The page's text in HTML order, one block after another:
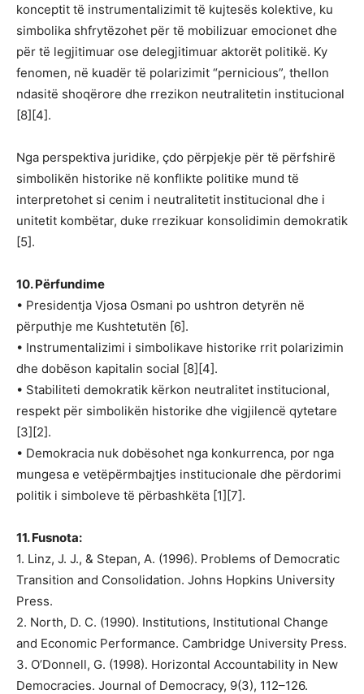
konceptit të instrumentalizimit të kujtesës kolektive, ku
simbolika shfrytëzohet për të mobilizuar emocionet dhe
për të legjitimuar ose delegjitimuar aktorët politikë. Ky
fenomen, në kuadër të polarizimit “pernicious”, thellon
ndasitë shoqërore dhe rrezikon neutralitetin institucional
[8][4].
Nga perspektiva juridike, çdo përpjekje për të përfshirë
simbolikën historike në konflikte politike mund të
interpretohet si cenim i neutralitetit institucional dhe i
unitetit kombëtar, duke rrezikuar konsolidimin demokratik
[5].
10. Përfundime
• Presidentja Vjosa Osmani po ushtron detyrën në
përputhje me Kushtetutën [6].
• Instrumentalizimi i simbolikave historike rrit polarizimin
dhe dobëson kapitalin social [8][4].
• Stabiliteti demokratik kërkon neutralitet institucional,
respekt për simbolikën historike dhe vigjilencë qytetare
[3][2].
• Demokracia nuk dobësohet nga konkurrenca, por nga
mungesa e vetëpërmbajtjes institucionale dhe përdorimi
politik i simboleve të përbashkëta [1][7].
11. Fusnota:
1. Linz, J. J., & Stepan, A. (1996). Problems of Democratic
Transition and Consolidation. Johns Hopkins University
Press.
2. North, D. C. (1990). Institutions, Institutional Change
and Economic Performance. Cambridge University Press.
3. O’Donnell, G. (1998). Horizontal Accountability in New
Democracies. Journal of Democracy, 9(3), 112–126.